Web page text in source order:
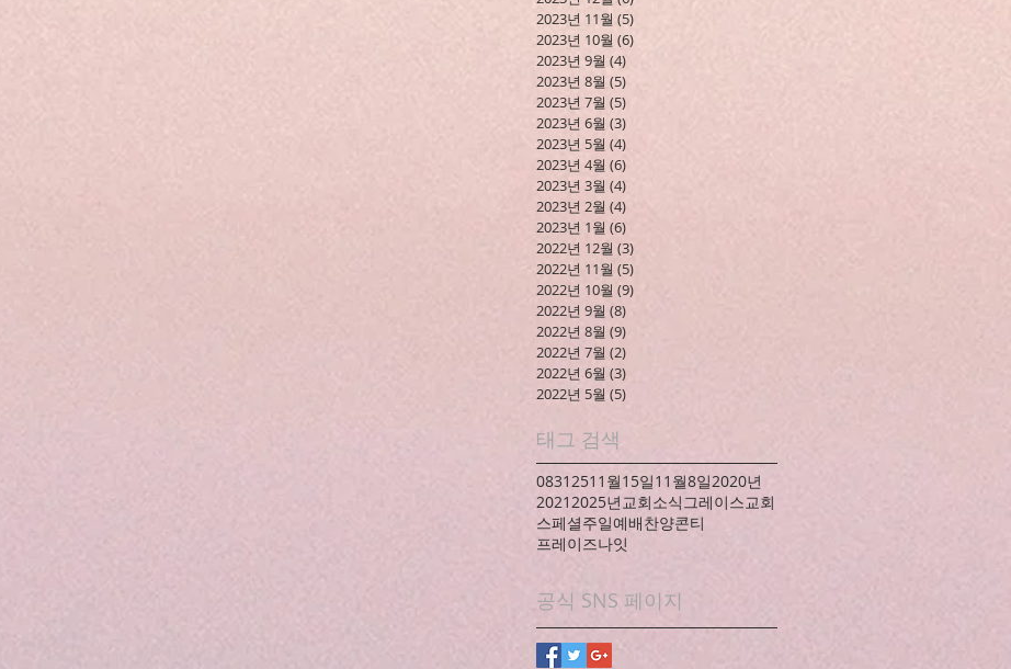
2023년 11월 (5)
2023년 10월 (6)
2023년 9월 (4)
2023년 8월 (5)
2023년 7월 (5)
2023년 6월 (3)
2023년 5월 (4)
2023년 4월 (6)
2023년 3월 (4)
2023년 2월 (4)
2023년 1월 (6)
2022년 12월 (3)
2022년 11월 (5)
2022년 10월 (9)
2022년 9월 (8)
2022년 8월 (9)
2022년 7월 (2)
2022년 6월 (3)
2022년 5월 (5)
태그 검색
08312511월15일11월8일2020년
20212025년교회소식그레이스교회
스페셜주일예배찬양콘티
프레이즈나잇
공식 SNS 페이지